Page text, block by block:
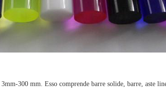
300 mm. Esso comprende barre solide, barre, aste